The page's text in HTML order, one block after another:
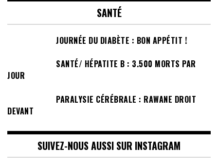
SANTÉ
JOURNÉE DU DIABÈTE : BON APPÉTIT !
SANTÉ/ HÉPATITE B : 3.500 MORTS PAR
JOUR
PARALYSIE CÉRÉBRALE : RAWANE DROIT
DEVANT
SUIVEZ-NOUS AUSSI SUR INSTAGRAM